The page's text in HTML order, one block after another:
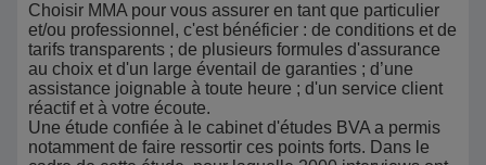
Choisir MMA pour vous assurer en tant que particulier
et/ou professionnel, c'est bénéficier : de conditions et de
tarifs transparents ; de plusieurs formules d'assurance
au choix et d'un large éventail de garanties ; d’une
assistance joignable à toute heure ; d'un service client
réactif et à votre écoute.
Une étude confiée à le cabinet d'études BVA a permis
notamment de faire ressortir ces points forts. Dans le